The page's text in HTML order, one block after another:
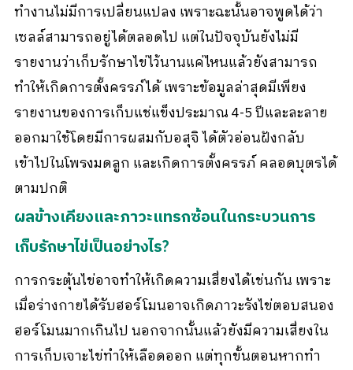
ทำงานไม่มีการเปลี่ยนแปลง เพราะฉะนั้นอาจพูดได้ว่า
เซลล์สามารถอยู่ได้ตลอดไป แต่ในปัจจุบันยังไม่มี
รายงานว่าเก็บรักษาไข่ไว้นานแค่ไหนแล้วยังสามารถ
ทำให้เกิดการตั้งครรภ์ได้ เพราะข้อมูลล่าสุดมีเพียง
รายงานของการเก็บแช่แข็งประมาณ 4-5 ปีและละลาย
ออกมาใช้โดยมีการผสมกับอสุจิ ได้ตัวอ่อนฝังกลับ
เข้าไปในโพรงมดลูก และเกิดการตั้งครรภ์ คลอดบุตรได้
ตามปกติ
ผลข้างเคียงและภาวะแทรกซ้อนในกระบวนการ
เก็บรักษาไข่เป็นอย่างไร?
การกระตุ้นไข่อาจทำให้เกิดความเสี่ยงได้เช่นกัน เพราะ
เมื่อร่างกายได้รับฮอร์โมนอาจเกิดภาวะรังไข่ตอบสนอง
ฮอร์โมนมากเกินไป นอกจากนั้นแล้วยังมีความเสี่ยงใน
การเก็บเจาะไข่ทำให้เลือดออก แต่ทุกขั้นตอนหากทำ